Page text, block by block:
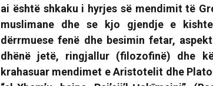
ai është shkaku i hyrjes së mendimit të
muslimane dhe se kjo gjendje e
dërrmuese fenë dhe besimin fetar,
dhënë jetë, ringjallur (filozofinë) dhe
krahasuar mendimet e Aristotelit dhe